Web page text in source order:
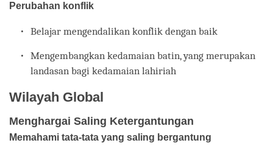
Perubahan konflik
Belajar mengendalikan konflik dengan baik
Mengembangkan kedamaian batin, yang merupakan
landasan bagi kedamaian lahiriah
Wilayah Global
Menghargai Saling Ketergantungan
Memahami tata-tata yang saling bergantung